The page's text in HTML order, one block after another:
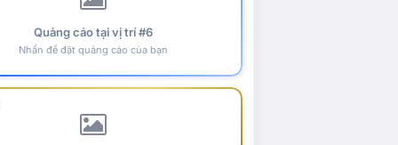
Quảng cáo tại vị trí #6
Nhấn để đặt quảng cáo của bạn